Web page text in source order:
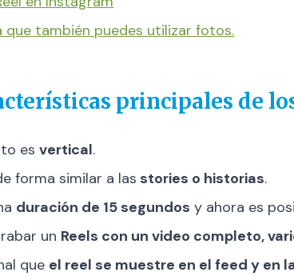
que también puedes utilizar fotos.
principales de
esvertical.
forma similar a las stories o historias.
duración de 15 segundos y ahora es
un Reels con un video completo,
que el reel se muestre en el feed y en